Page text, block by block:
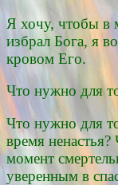
Я хочу, чтобы в
избрал Бога, я
кровом Его.
Что нужно для
Что нужно для
время
момент
уверенным в